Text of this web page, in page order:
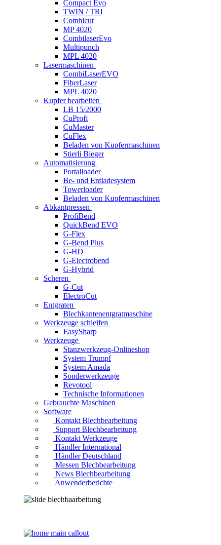
Compact Evo
TWIN / TRI
Combicut
MP 4020
CombilaserEvo
Multipunch
MPL 4020
Lasermaschinen
CombiLaserEVO
FiberLaser
MPL 4020
Kupfer bearbeiten
LB 15/2000
CuProfi
CuMaster
CuFlex
Beladen von Kupfermaschinen
Stierli Bieger
Automatisierung
Portalloader
Be- und Entladesystem
Towerloader
Beladen von Kupfermaschinen
Abkantpressen
ProfiBend
QuickBend EVO
G-Flex
G-Bend Plus
G-HD
G-Electrobend
G-Hybrid
Scheren
G-Cut
ElectroCut
Entgraten
Blechkantenentgratmaschine
Werkzeuge schleifen
EasySharp
Werkzeuge
Stanzwerkzeug-Onlineshop
System Trumpf
System Amada
Sonderwerkzeuge
Revotool
Technische Informationen
Gebrauchte Maschinen
Software
Kontakt Blechbearbeitung
Support Blechbearbeitung
Kontakt Werkzeuge
Händler International
Händler Deutschland
Messen Blechbearbeitung
News Blechbearbeitung
Anwenderberichte